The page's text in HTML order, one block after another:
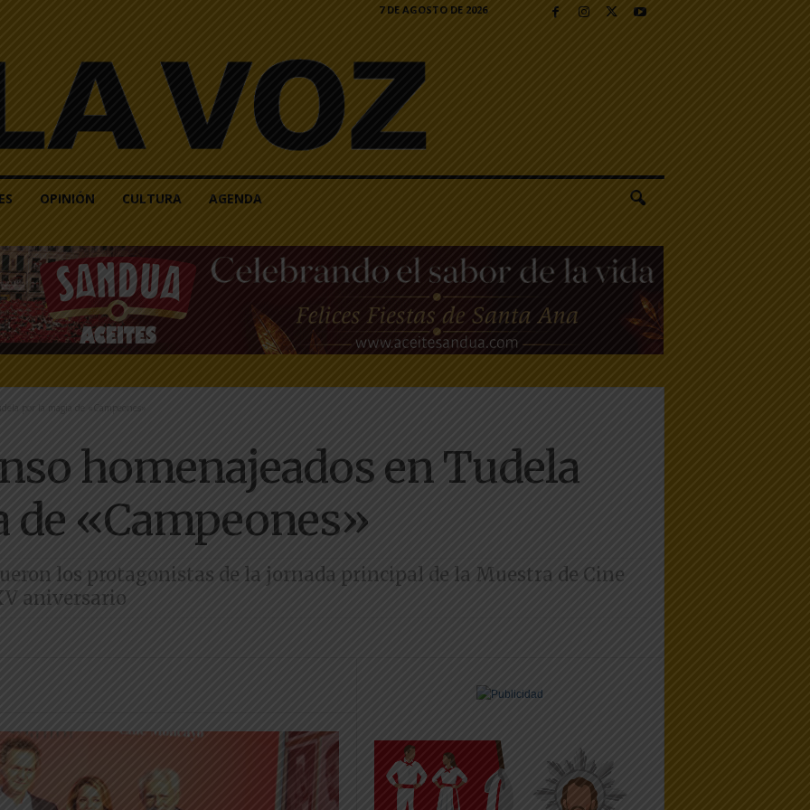
7 DE AGOSTO DE 2026
OPINIÓN CULTURA AGENDA
por la magia de «Campeones»
homenajeados en Tudela
de «Campeones»
los protagonistas de la jornada principal de la Muestra de Cine
aniversario